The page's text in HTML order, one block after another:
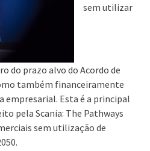
sem utilizar
do prazo alvo do Acordo de
também financeiramente
empresarial. Esta é a principal
pela Scania: The Pathways
sem utilização de